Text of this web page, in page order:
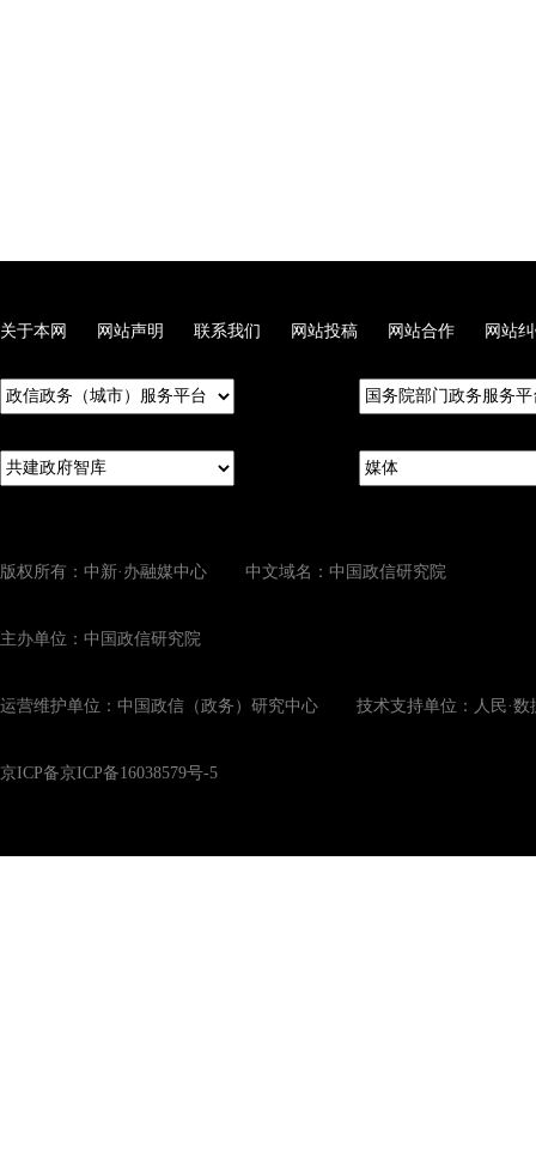
关于本网 网站声明 联系我们 网站投稿 网站合作 网站
版权所有：中新·办融媒中心 中文域名：中国政信研究院
主办单位：中国政信研究院
运营维护单位：中国政信（政务）研究中心 技术支持单位：人民·数
京ICP备京ICP备16038579号-5